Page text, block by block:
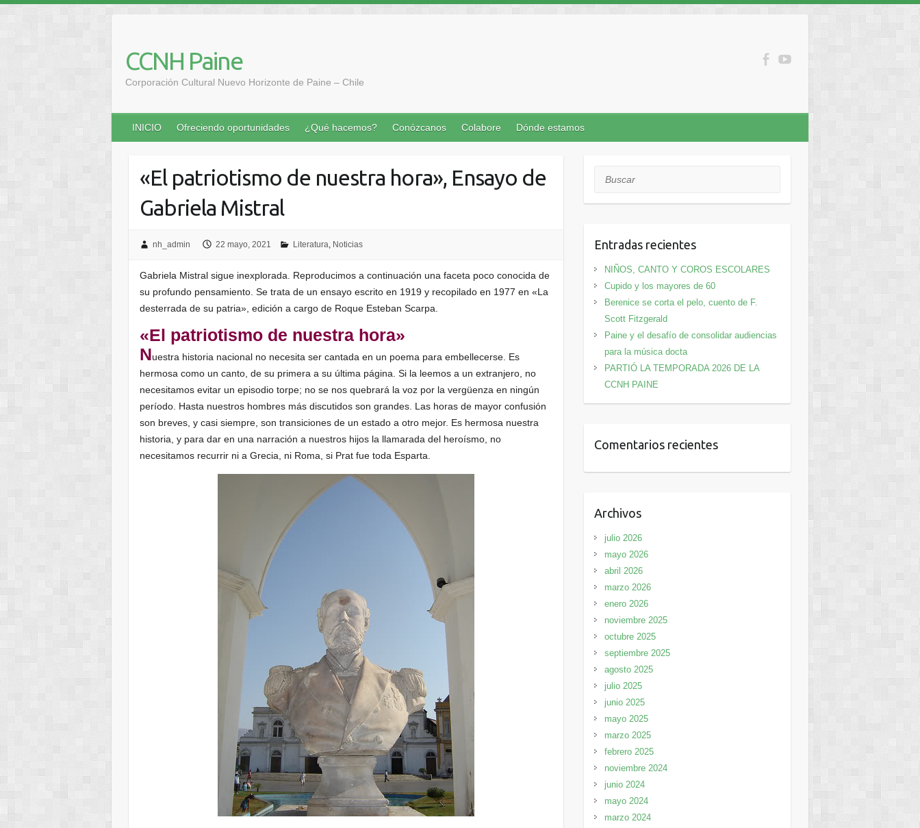
contenido
CCNH Paine
Corporación Cultural Nuevo Horizonte de Paine – Chile
INICIO Ofreciendo oportunidades ¿Qué hacemos? Conózcanos Colabore Dónde estamos
«El patriotismo de nuestra hora», Ensayo de
Gabriela Mistral
nh_admin 22 mayo, 2021 Literatura, Noticias
Gabriela Mistral sigue inexplorada. Reproducimos a continuación una faceta poco conocida de
su profundo pensamiento. Se trata de un ensayo escrito en 1919 y recopilado en 1977 en «La
desterrada de su patria», edición a cargo de Roque Esteban Scarpa.
«El patriotismo de nuestra hora»
Nuestra historia nacional no necesita ser cantada en un poema para embellecerse. Es
hermosa como un canto, de su primera a su última página. Si la leemos a un extranjero, no
necesitamos evitar un episodio torpe; no se nos quebrará la voz por la vergüenza en ningún
período. Hasta nuestros hombres más discutidos son grandes. Las horas de mayor confusión
son breves, y casi siempre, son transiciones de un estado a otro mejor. Es hermosa nuestra
historia, y para dar en una narración a nuestros hijos la llamarada del heroísmo, no
necesitamos recurrir ni a Grecia, ni Roma, si Prat fue toda Esparta.
Buscar
Entradas recientes
NIÑOS, CANTO Y COROS ESCOLARES
Cupido y los mayores de 60
Berenice se corta el pelo, cuento de F.
Scott Fitzgerald
Paine y el desafío de consolidar audiencias
para la música docta
PARTIÓ LA TEMPORADA 2026 DE LA
CCNH PAINE
Comentarios recientes
Archivos
julio 2026
mayo 2026
abril 2026
marzo 2026
enero 2026
noviembre 2025
octubre 2025
septiembre 2025
agosto 2025
julio 2025
junio 2025
mayo 2025
marzo 2025
febrero 2025
noviembre 2024
junio 2024
mayo 2024
marzo 2024